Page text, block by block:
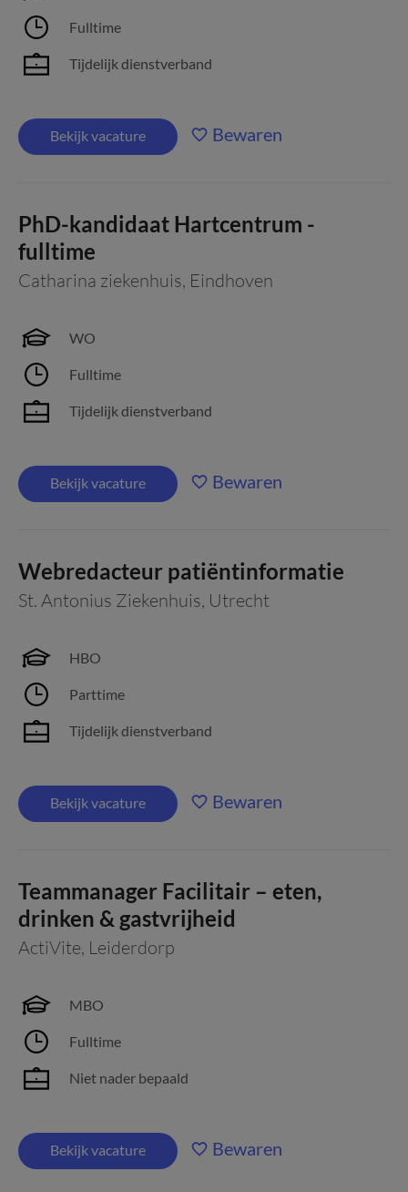
Fulltime
Tijdelijk dienstverband
Bekijk vacature Bewaren
PhD-kandidaat Hartcentrum -
fulltime
Catharina ziekenhuis, Eindhoven
WO
Fulltime
Tijdelijk dienstverband
Bekijk vacature Bewaren
Webredacteur patiëntinformatie
St. Antonius Ziekenhuis, Utrecht
HBO
Parttime
Tijdelijk dienstverband
Bekijk vacature Bewaren
Teammanager Facilitair – eten,
drinken & gastvrijheid
ActiVite, Leiderdorp
MBO
Fulltime
Niet nader bepaald
Bekijk vacature Bewaren